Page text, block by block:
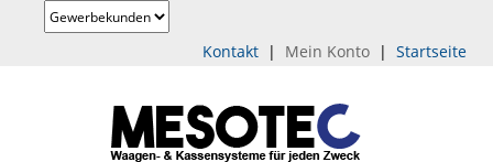
Startseite
|
Mein Konto
|
Kontakt